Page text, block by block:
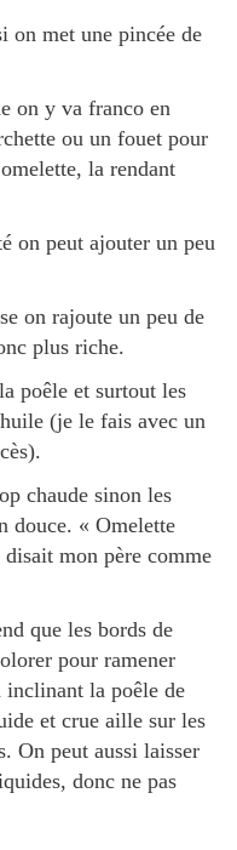
on met une pincée de
on y va franco en
ou un fouet pour
la rendant
on peut ajouter un peu
on rajoute un peu de
plus riche.
poêle et surtout les
(je le fais avec un
chaude sinon les
douce. « Omelette
mon père comme
que les bords de
pour ramener
inclinant la poêle de
et crue aille sur les
On peut aussi laisser
donc ne pas